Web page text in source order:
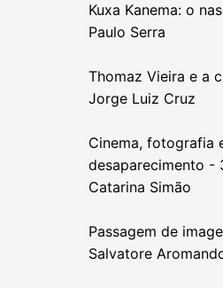
Kuxa Kanema: o
Paulo Serra
Thomaz Vieira e a
Jorge Luiz Cruz
Cinema, fotografia
desaparecimento -
Catarina Simão
Passagem de
Salvatore